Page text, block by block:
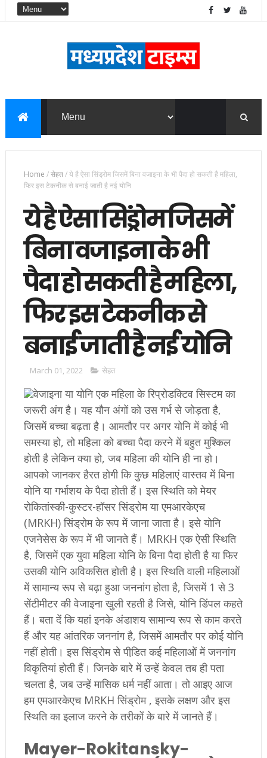
Home /सेहत/ये है ऐसा सिंड्रोम जिसमें बिना वजाइना के भी पैदा हो सकती है महिला,
फिर इस टेकनीक से बनाई जाती है नई योनि
ये है ऐसा सिंड्रोम जिसमें
बिना वजाइना के भी
पैदा हो सकती है महिला,
फिर इस टेकनीक से
बनाई जाती है नई योनि
March 01, 2022 सेहत
वेजाइना या योनि एक महिला के रिप्रोडक्टिव सिस्टम का
जरूरी अंग है। यह यौन अंगों को उस गर्भ से जोड़ता है,
जिसमें बच्चा बढ़ता है। आमतौर पर अगर योनि में कोई भी
समस्या हो, तो महिला को बच्चा पैदा करने में बहुत मुश्किल
होती है लेकिन क्या हो, जब महिला की योनि ही ना हो।
आपको जानकर हैरत होगी कि कुछ महिलाएं वास्तव में बिना
योनि या गर्भाशय के पैदा होती हैं। इस स्थिति को मेयर
रोकितांस्की-कुस्टर-हॉसर सिंड्रोम या एमआरकेएच
(MRKH) सिंड्रोम के रूप में जाना जाता है। इसे योनि
एजनेसेस के रूप में भी जानते हैं। MRKH एक ऐसी स्थिति
है, जिसमें एक युवा महिला योनि के बिना पैदा होती है या फिर
उसकी योनि अविकसित होती है। इस स्थिति वाली महिलाओं
में सामान्य रूप से बढ़ा हुआ जननांग होता है, जिसमें 1 से 3
सेंटीमीटर की वेजाइना खुली रहती है जिसे, योनि डिंपल कहते
हैं। बता दें कि यहां इनके अंडाशय सामान्य रूप से काम करते
हैं और यह आंतरिक जननांग है, जिसमें आमतौर पर कोई योनि
नहीं होती। इस सिंड्रोम से पीडि़त कई महिलाओं में जननांग
विकृतियां होती हैं। जिनके बारे में उन्हें केवल तब ही पता
चलता है, जब उन्हें मासिक धर्म नहीं आता। तो आइए आज
हम एमआरकेएच MRKH सिंड्रोम , इसके लक्षण और इस
स्थिति का इलाज करने के तरीकों के बारे में जानते हैं।
Mayer-Rokitansky-